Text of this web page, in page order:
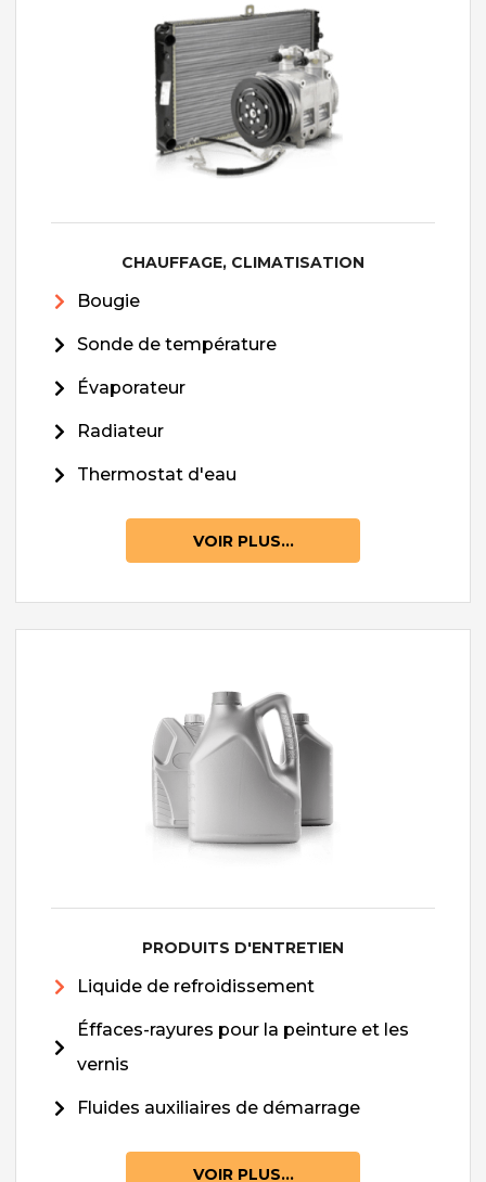
CHAUFFAGE, CLIMATISATION
Bougie
Sonde de température
Évaporateur
Radiateur
Thermostat d'eau
VOIR PLUS...
PRODUITS D'ENTRETIEN
Liquide de refroidissement
Éffaces-rayures pour la peinture et les
vernis
Fluides auxiliaires de démarrage
VOIR PLUS...